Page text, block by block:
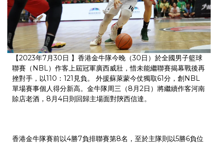
【2023年7月30日 】香港金牛隊今晚（30日）於全國男子籃球
聯賽（NBL）作客上屆冠軍廣西威壯，惜未能繼聯賽揭幕戰後再
挫對手，以110：121見負。 外援蘇萊蒙今仗獨取61分，創NBL
單場賽事個人得分新高。金牛隊周三（8月2日）將繼續作客河南
賒店老酒，8月4日則回歸主場面對陝西信達。
香港金牛隊賽前以4勝7負排聯賽第8名，至於主隊則以5勝6負位